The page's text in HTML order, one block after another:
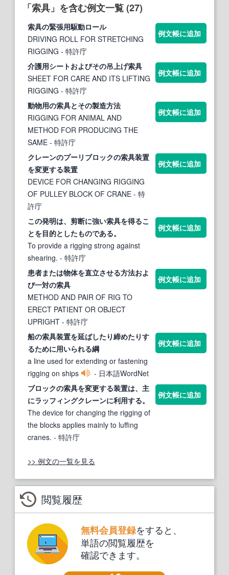
「索具」を含む例文一覧 (27)
索具の緊張用駆動ロール
DRIVING ROLL FOR STRETCHING
RIGGING - 特許庁
例文帳に追加
介護用シートおよびその吊上げ索具
SHEET FOR CARE AND ITS LIFTING
RIGGING - 特許庁
例文帳に追加
動物用の索具とその製造方法
RIGGING FOR ANIMAL AND
METHOD FOR PRODUCING THE
SAME - 特許庁
例文帳に追加
クレーンのプーリブロックの索具装置
を変更する装置
DEVICE FOR CHANGING RIGGING
OF PULLEY BLOCK OF CRANE - 特
許庁
例文帳に追加
この発明は、剪断に強い索具を得るこ
とを目的としたものである。
To provide a rigging strong against
shearing. - 特許庁
例文帳に追加
患者または物体を直立させる方法およ
び一対の索具
METHOD AND PAIR OF RIG TO
ERECT PATIENT OR OBJECT
UPRIGHT - 特許庁
例文帳に追加
船の索具装置を延ばしたり締めたりす
るために用いられる綱
a line used for extending or fastening
rigging on ships
- 日本語WordNet
例文帳に追加
ブロックの索具を変更する装置は、主
にラッフィングクレーンに利用する。
The device for changing the rigging of
the blocks applies mainly to luffing
cranes. - 特許庁
例文帳に追加
>> 例文の一覧を見る
閲覧履歴
無料会員登録をすると、
単語の閲覧履歴を
確認できます。